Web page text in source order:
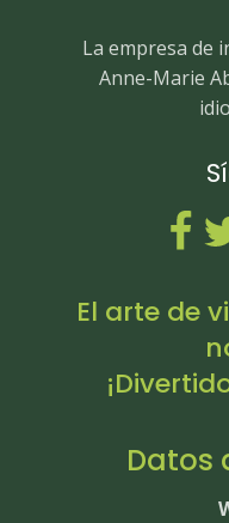
La empresa de
Anne-Marie
El arte de
Datos